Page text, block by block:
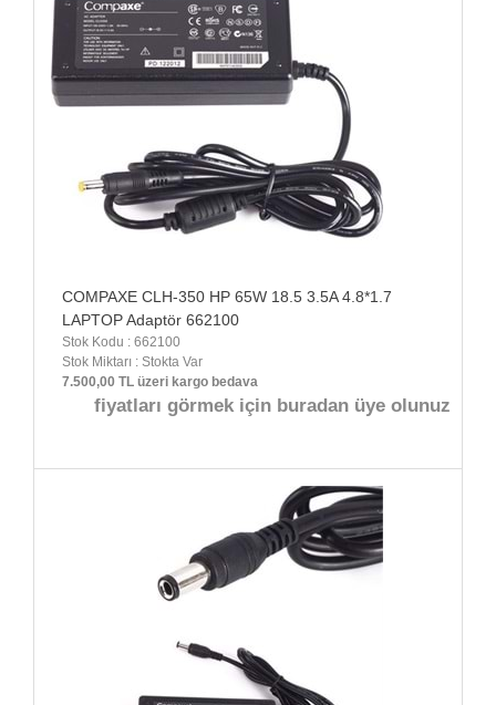
COMPAXE CLH-350 HP 65W 18.5 3.5A 4.8*1.7
LAPTOP Adaptör 662100
Stok Kodu : 662100
Stok Miktarı : Stokta Var
7.500,00 TL üzeri kargo bedava
fiyatları görmek için buradan üye olunuz